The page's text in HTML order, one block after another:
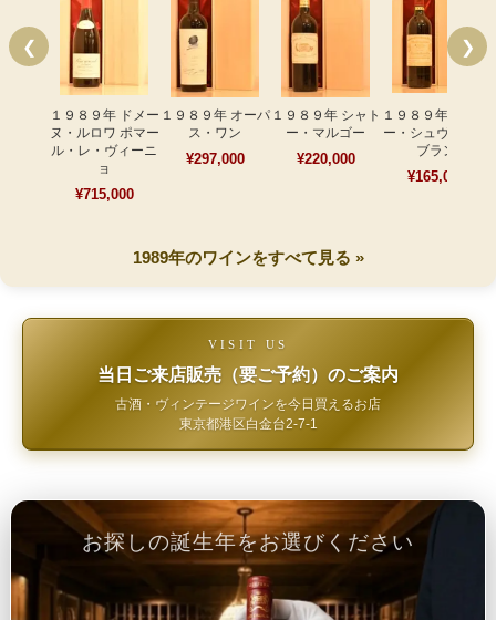
❮
１９８９年 ドメー
ヌ・ルロワ ポマー
ル・レ・ヴィーニ
ョ
¥715,000
１９８９年 オーパ
ス・ワン
¥297,000
１９８９年 シャト
ー・マルゴー
¥220,000
１９８９年 シャト
ー・シュヴァル・
ブラン
¥165,000
❯
1989年のワインをすべて見る »
VISIT US
当日ご来店販売（要ご予約）のご案内
古酒・ヴィンテージワインを今日買えるお店
東京都港区白金台2-7-1
お探しの誕生年をお選びください